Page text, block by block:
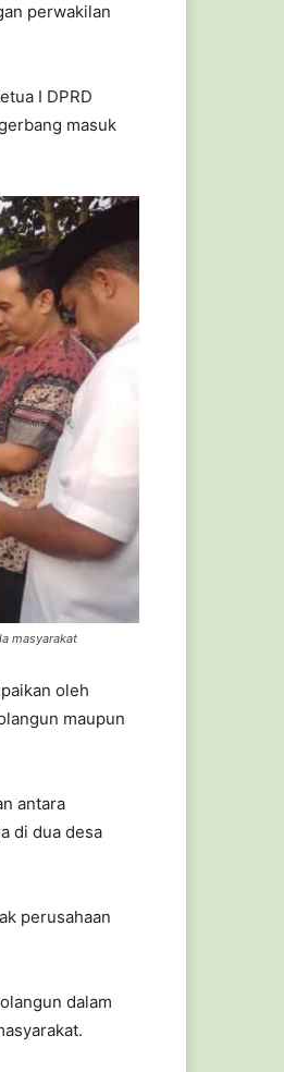
perwakilan
I DPRD
masuk
masyarakat
oleh
maupun
antara
di dua desa
perusahaan
dalam